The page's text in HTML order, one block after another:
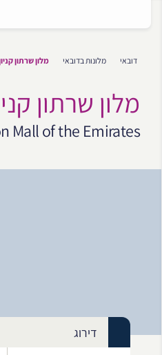
דובאי מלונות בדובאי מלון שרתון
מלון שרתון
Mall of the Emirates
דירוג